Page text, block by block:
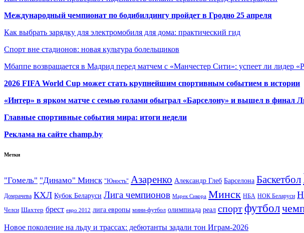
Международный чемпионат по бодибилдингу пройдет в Гродно 25 апреля
Как выбрать зарядку для электромобиля для дома: практический гид
Спорт вне стадионов: новая культура болельщиков
Мбаппе возвращается в Мадрид перед матчем с «Манчестер Сити»: успеет ли лидер
2026 FIFA World Cup может стать крупнейшим спортивным событием в истории
«Интер» в ярком матче с семью голами обыграл «Барселону» и вышел в финал
Главные спортивные события мира: итоги недели
Реклама на сайте champ.by
Метки
"Гомель" "Динамо" Минск "Юность" Азаренко Александр Глеб Барселона Баскетбол
Домрачева КХЛ Кубок Беларуси Лига чемпионов Марек Сикора Минск НБА НОК Беларуси
Челси Шахтер брест евро 2012 лига европы мини-футбол олимпиада реал спортфутбол
Новое поколение на льду и трассах: дебютанты задали тон Играм-2026